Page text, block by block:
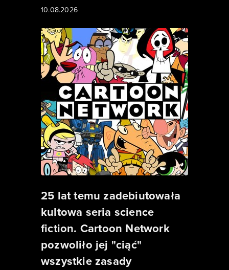
10.08.2026
25 lat temu zadebiutowała
kultowa seria science
fiction. Cartoon Network
pozwoliło jej "ciąć"
wszystkie zasady